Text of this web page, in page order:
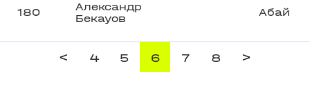
180
Александр
Бекауов
Абай
< 4 5 6 7 8 >